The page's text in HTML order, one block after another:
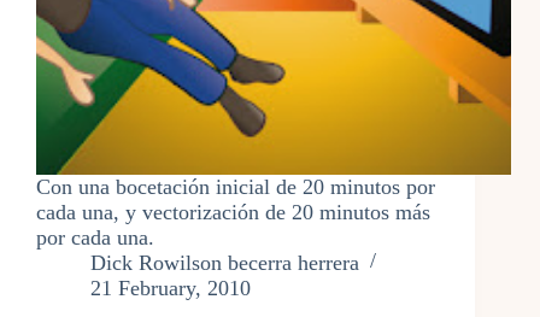
Con una bocetación inicial de 20 minutos por
cada una, y vectorización de 20 minutos más
por cada una.
Dick Rowilson becerra herrera
21 February, 2010